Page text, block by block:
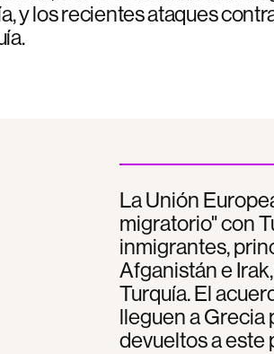
y los recientes ataques
La Unión
migratorio" con
inmigrantes,
Afganistán e
Turquía. El
lleguen a Grecia
devueltos a este